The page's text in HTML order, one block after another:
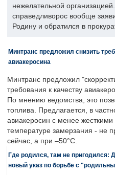
нежелательной
справедливорос вообще
Родину и обратился в
Минтранс предложил снизить
авиакеросина
Минтранс предложил
требования к качеству
По мнению ведомства, это
топлива. Предлагается, в
авиакеросин с менее
температуре замерзания - не
сейчас, а при –50°C.
Где родился, там не пригодился:
новый указ по борьбе с